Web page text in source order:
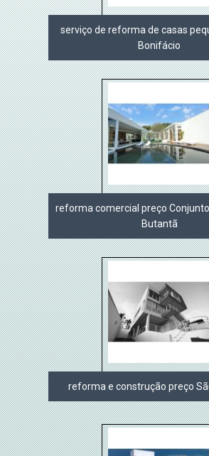
serviço de reforma de casas
Bonifácio
reforma comercial preço Conjunto
Butantã
reforma e construção preço